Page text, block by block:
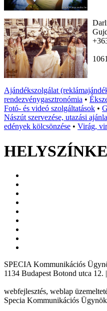
Ajándékszolgálat
rendezvénygasztronómia •
Fotó- és videó szolgáltatások •
Nászút szervezése, utazási
edények kölcsönzése • Virág,
SPECIA Kommunikációs
1134 Budapest Botond utca
webfejlesztés, weblap
Specia Kommunikációs